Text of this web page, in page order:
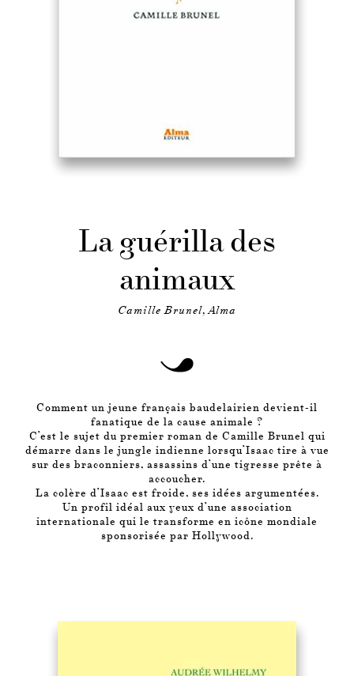
La guérilla des
animaux
Camille Brunel, Alma
Comment un jeune français baudelairien devient-il
fanatique de la cause animale ?
C’est le sujet du premier roman de Camille Brunel qui
démarre dans le jungle indienne lorsqu’Isaac tire à vue
sur des braconniers, assassins d’une tigresse prête à
accoucher.
La colère d’Isaac est froide, ses idées argumentées.
Un profil idéal aux yeux d’une association
internationale qui le transforme en icône mondiale
sponsorisée par Hollywood.